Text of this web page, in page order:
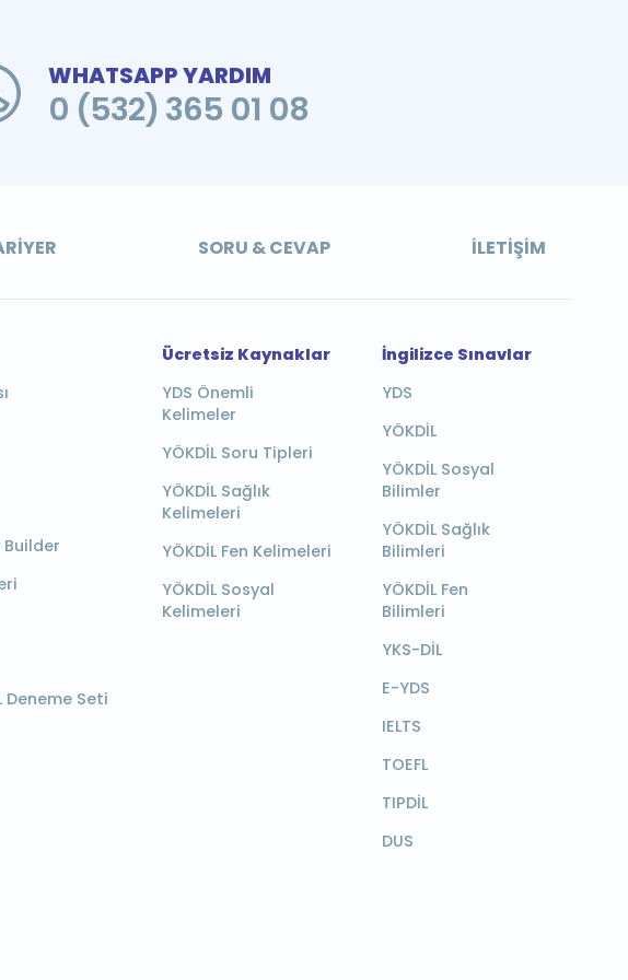
WHATSAPP YARDIM
0 (532) 365 01 08
SORU & CEVAP İLETIŞIM
Deneme Seti
Ücretsiz Kaynaklar
YDS Önemli
Kelimeler
YÖKDİL Soru Tipleri
YÖKDİL Sağlık
Kelimeleri
YÖKDİL Fen Kelimeleri
YÖKDİL Sosyal
Kelimeleri
İngilizce Sınavlar
YDS
YÖKDİL
YÖKDİL Sosyal
Bilimler
YÖKDİL Sağlık
Bilimleri
YÖKDİL Fen
Bilimleri
YKS-DİL
E-YDS
IELTS
TOEFL
TIPDİL
DUS